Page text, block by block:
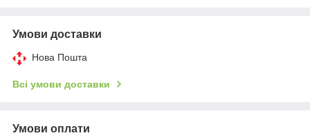
Умови доставки
Нова Пошта
Всі умови доставки
Умови оплати